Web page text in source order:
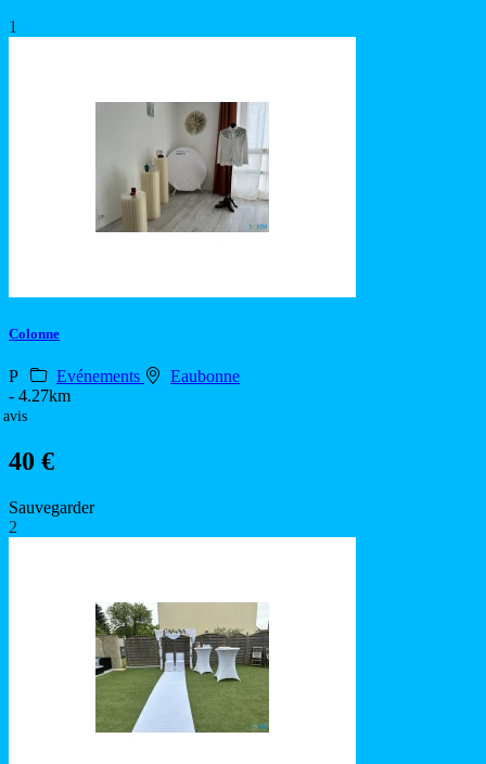
1
Colonne
P Evénements
Eaubonne
- 4.27km
avis
40 €
Sauvegarder
2